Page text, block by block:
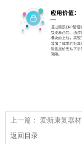
上一篇： 爱新康复器材
返回目录